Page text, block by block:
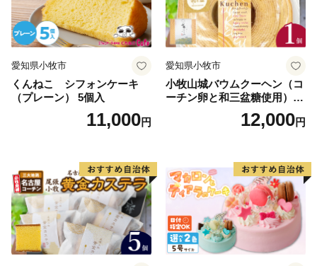
愛知県小牧市
くんねこ シフォンケーキ
（プレーン） 5個入
11,000円
愛知県小牧市
小牧山城バウムクーヘン（コ
ーチン卵と和三盆糖使用）
名古屋コーチン バームクー
ヘン 和三盆 小牧銘菓 バウム
12,000円